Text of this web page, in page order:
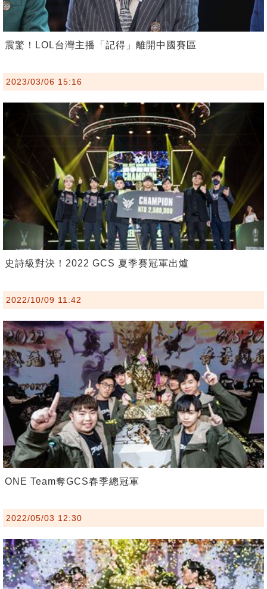
震驚！LOL台灣主播「記得」離開中國賽區
2023/03/06 15:16
史詩級對決！2022 GCS 夏季賽冠軍出爐
2022/10/09 11:42
ONE Team奪GCS春季總冠軍
2022/05/03 12:30